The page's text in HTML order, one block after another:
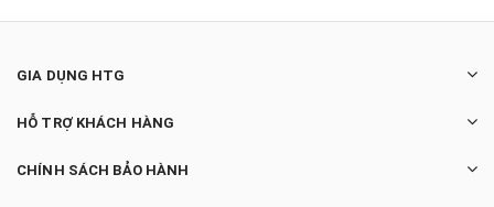
GIA DỤNG HTG
HỖ TRỢ KHÁCH HÀNG
CHÍNH SÁCH BẢO HÀNH